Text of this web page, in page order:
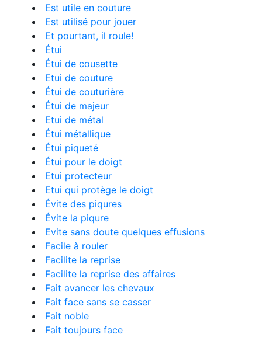
Est utile en couture
Est utilisé pour jouer
Et pourtant, il roule!
Étui
Étui de cousette
Etui de couture
Étui de couturière
Étui de majeur
Etui de métal
Étui métallique
Étui piqueté
Étui pour le doigt
Etui protecteur
Etui qui protège le doigt
Évite des piqures
Évite la piqure
Evite sans doute quelques effusions
Facile à rouler
Facilite la reprise
Facilite la reprise des affaires
Fait avancer les chevaux
Fait face sans se casser
Fait noble
Fait toujours face